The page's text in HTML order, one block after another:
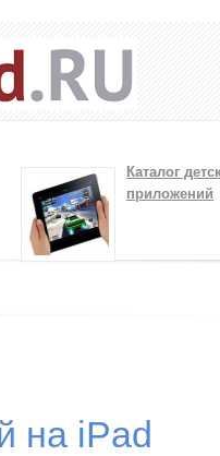
Каталог
приложений
на iPad